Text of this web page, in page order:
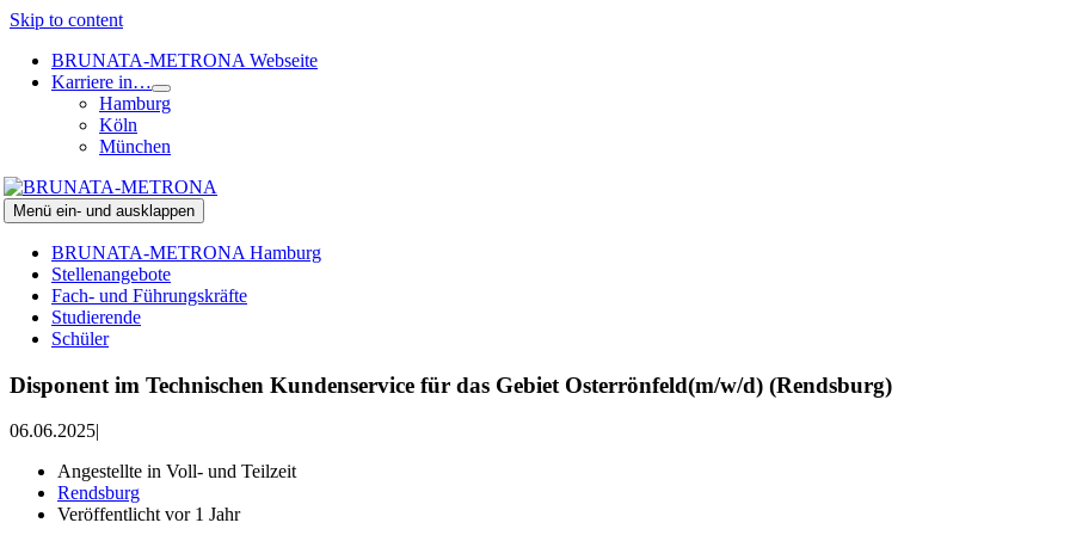
Skip to content
BRUNATA-METRONA Webseite
Karriere in…
Hamburg
Köln
München
Menü ein- und ausklappen
BRUNATA-METRONA Hamburg
Stellenangebote
Fach- und Führungskräfte
Studierende
Schüler
Disponent im Technischen Kundenservice​ für das Gebiet Osterrönfeld(m/w/d) (Rendsburg)
06.06.2025|
Angestellte in Voll- und Teilzeit
Rendsburg
Veröffentlicht vor 1 Jahr